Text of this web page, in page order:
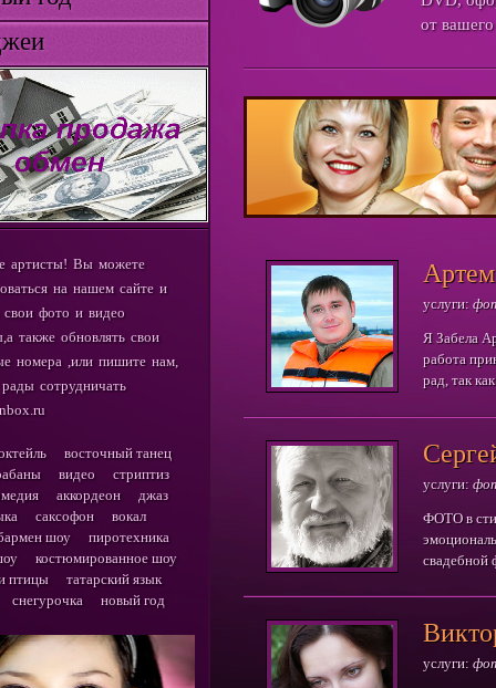
артисты! Вы можете
на нашем сайте и
свои фото и видео
также обновлять свои
номера ,или пишите нам,
сотрудничать
восточный танец
видео
стриптиз
аккордеон
джаз
саксофон
вокал
шоу
пиротехника
костюмированное шоу
птицы
татарский язык
снегурочка
новый год
от
Артем
услуги:
Я Забела
работа
рад, так
любом
услуги:
ФОТО в
свадебной
услуги: